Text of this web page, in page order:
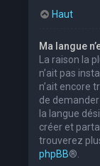
Haut
Ma langue
La raison la
n’ait pas
n’ait encore
de
la langue
créer et
trouverez
phpBB®.